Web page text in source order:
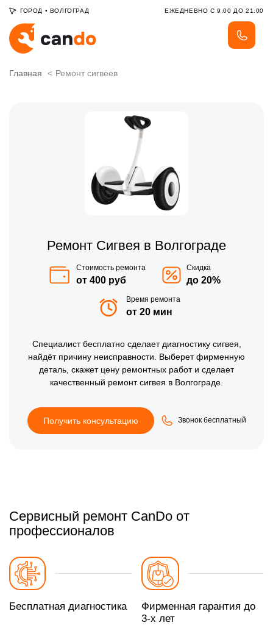
ГОРОД • ВОЛГОГРАД ЕЖЕДНЕВНО С 9:00 ДО 21:00
Главная Ремонт сигвеев
Ремонт Сигвея в Волгограде
Стоимость ремонта
от 400 руб
Скидка
до 20%
Время ремонта
от 20 мин
Специалистбесплатносделает диагностику сигвея,
найдёт причину неисправности. Выберет фирменную
деталь, скажет цену ремонтных работ и сделает
качественный ремонт сигвея в Волгограде.
Получить консультацию Звонок бесплатный
Сервисный ремонт CanDo от
профессионалов
Бесплатная диагностика
Фирменная гарантия до
3-х лет